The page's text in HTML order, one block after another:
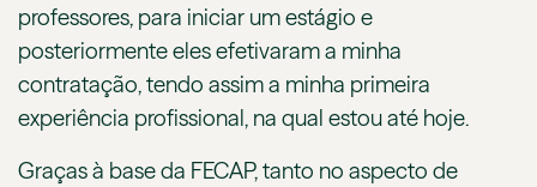
professores, para iniciar um estágio e
posteriormente eles efetivaram a minha
contratação, tendo assim a minha primeira
experiência profissional, na qual estou até hoje.
Graças à base da FECAP, tanto no aspecto de